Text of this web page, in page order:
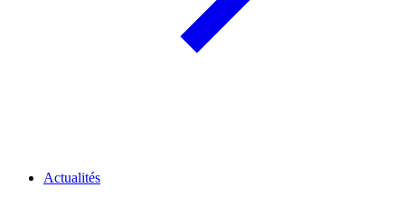
Actualités